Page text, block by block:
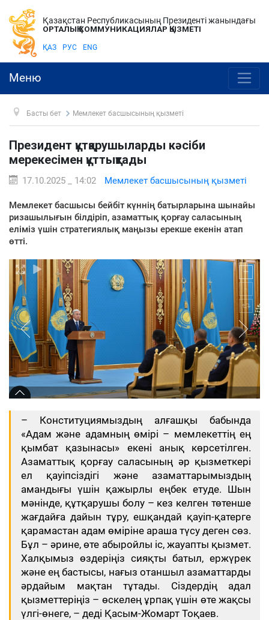
Қазақстан Республикасының Президенті жанындағы
ОРТАЛЫҚ КОММУНИКАЦИЯЛАР ҚЫЗМЕТІ
ҚАЗ РУС ENG
Меню
Басты бет Мемлекет басшысының қызметі
Президент құтқарушыларды кәсіби
мерекесімен құттықтады
17.10.2025 _ 14:02 Мемлекет басшысының қызметі
Мемлекет басшысы бейбіт күннің батырларына шынайы
ризашылығын білдіріп, азаматтық қорғау саласының
еліміз үшін стратегиялық маңызы ерекше екенін атап
өтті.
– Конституциямыздың алғашқы бабында
«Адам және адамның өмірі – мемлекеттің ең
қымбат қазынасы» екені анық көрсетілген.
Азаматтық қорғау саласының әр қызметкері
ел қауіпсіздігі және азаматтарымыздың
амандығы үшін қажырлы еңбек етуде. Шын
мәнінде, құтқарушы болу – кез келген төтенше
жағдайға дайын тұру, ешқандай қауіп-қатерге
қарамастан адам өміріне араша түсу деген сөз.
Бұл – әрине, өте абыройлы іс, жауапты қызмет.
Халқымыз өздеріңіз сияқты батыл, ержүрек
және ең бастысы, нағыз отаншыл азаматтарды
әрдайым мақтан тұтады. Сіздердің адал
қызметтеріңіз – өскелең ұрпақ үшін өте жақсы
үлгі-өнеге, – деді Қасым-Жомарт Тоқаев.